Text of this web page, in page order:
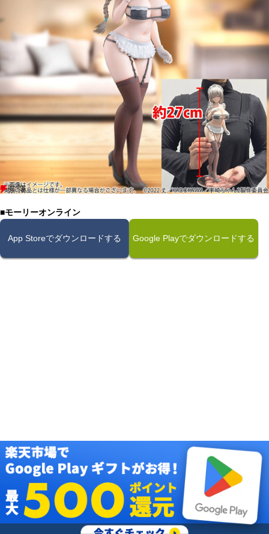
■モーリーオンライン
App Storeでダウンロードする Google Playでダウンロードする